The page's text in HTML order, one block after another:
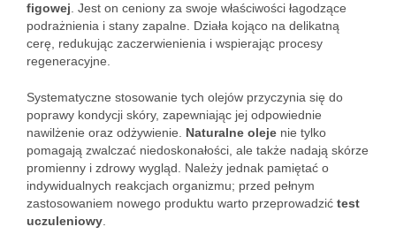
figowej . Jest on ceniony za swoje właściwości łagodzące
podrażnienia i stany zapalne. Działa kojąco na delikatną
cerę, redukując zaczerwienienia i wspierając procesy
regeneracyjne.
Systematyczne stosowanie tych olejów przyczynia się do
poprawy kondycji skóry, zapewniając jej odpowiednie
nawilżenie oraz odżywienie. Naturalne oleje nie tylko
pomagają zwalczać niedoskonałości, ale także nadają skórze
promienny i zdrowy wygląd. Należy jednak pamiętać o
indywidualnych reakcjach organizmu; przed pełnym
zastosowaniem nowego produktu warto przeprowadzić test
uczuleniowy